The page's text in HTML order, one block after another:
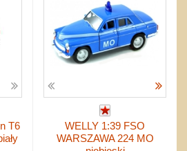
T6
WELLY 1:39 FSO
WARSZAWA 224 MO